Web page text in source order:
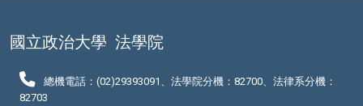
國立政治大學 法學院
總機電話：(02)29393091、法學院分機：82700、法律系分機：
82703